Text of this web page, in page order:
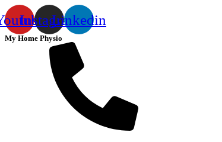
InstagramLinkedin
My Home Physio